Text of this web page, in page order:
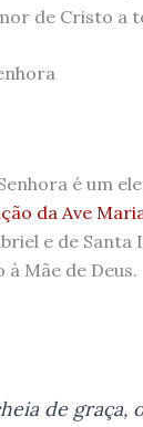
de Cristo a
é um
da Ave
e de Santa
Mãe de Deus.
de graça,